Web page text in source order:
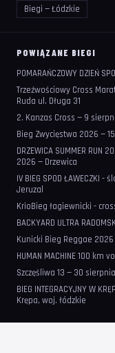
Biegi — Łódzkie
POWIĄZANE BIEGI
POMARAŃCZOWY DZIEŃ
Trzeźwościowy Cross
Ruda ul. Długa 31
2. Kanzas Cross — 9
Bieg Zwycięstwa 2026 —
DRZEWICA SUMMER RUN
2026 — Drzewica
IV BIEG SPOD
Jeruzal
KrioBieg łagiewnicki -
BACKYARD ULTRA
Kunicki Bieg Reggae
HUMAN MACHINE 100
Szczęśliwa 13 — 30
BIEG INTEGRACYJNY W
Krępa, woj. łódzkie